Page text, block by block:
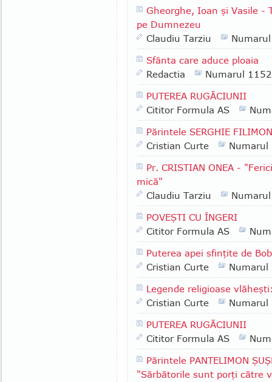
Gheorghe, Ioan şi Vasile -
pe Dumnezeu
Claudiu Tarziu
Sfânta care aduce ploaia
Redactia
Numarul 1152
PUTEREA RUGĂCIUNII
Cititor Formula AS
Părintele SERGHIE
Cristian Curte
Numarul
Pr. CRISTIAN ONEA -
mică"
Claudiu Tarziu
POVEŞTI CU ÎNGERI
Cititor Formula AS
Puterea apei sfinţite de
Cristian Curte
Numarul
Legende religioase
Cristian Curte
Numarul
PUTEREA RUGĂCIUNII
Cititor Formula AS
Părintele PANTELIMON
"Sărbătorile sunt porţi către